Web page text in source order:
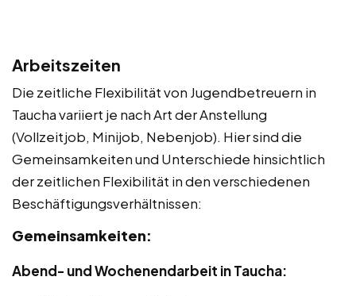
Arbeitszeiten
Die zeitliche Flexibilität von Jugendbetreuern in
Taucha variiert je nach Art der Anstellung
(Vollzeitjob, Minijob, Nebenjob). Hier sind die
Gemeinsamkeiten und Unterschiede hinsichtlich
der zeitlichen Flexibilität in den verschiedenen
Beschäftigungsverhältnissen:
Gemeinsamkeiten:
Abend- und Wochenendarbeit in Taucha: